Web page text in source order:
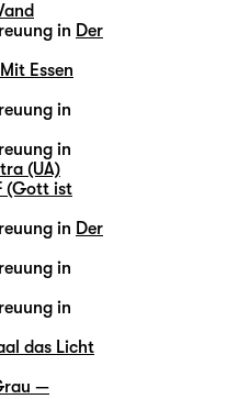
in Der
Mit Essen
in
in
(UA)
(Gott ist
in Der
in
in
das Licht
—